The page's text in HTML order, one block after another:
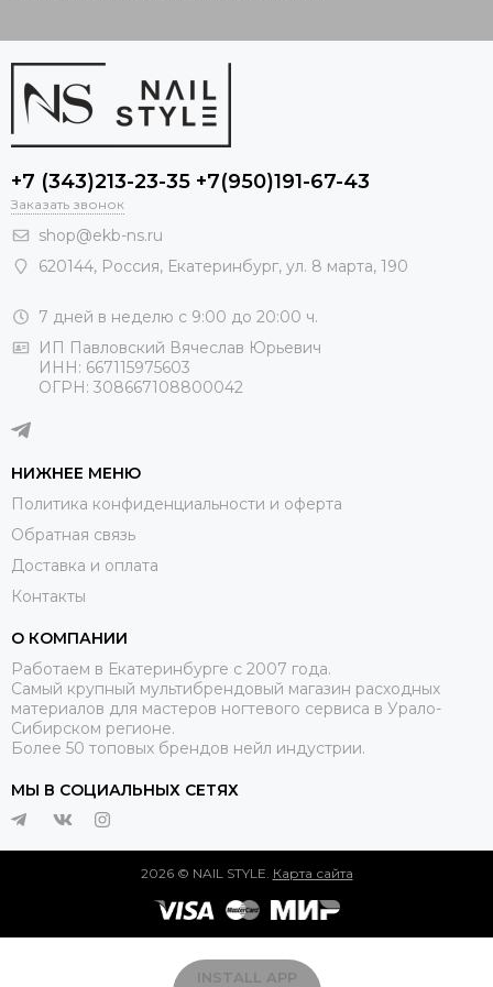
+7 (343)213-23-35 +7(950)191-67-43
Заказать звонок
shop@ekb-ns.ru
620144, Россия, Екатеринбург, ул. 8 марта, 190
7 дней в неделю с 9:00 до 20:00 ч.
ИП Павловский Вячеслав Юрьевич
ИНН: 667115975603
ОГРН: 308667108800042
НИЖНЕЕ МЕНЮ
Политика конфиденциальности и оферта
Обратная связь
Доставка и оплата
Контакты
О КОМПАНИИ
Работаем в Екатеринбурге с 2007 года.
Самый крупный мультибрендовый магазин расходных
материалов для мастеров ногтевого сервиса в Урало-
Сибирском регионе.
Более 50 топовых брендов нейл индустрии.
МЫ В СОЦИАЛЬНЫХ СЕТЯХ
2026 © NAIL STYLE. Карта сайта
INSTALL APP